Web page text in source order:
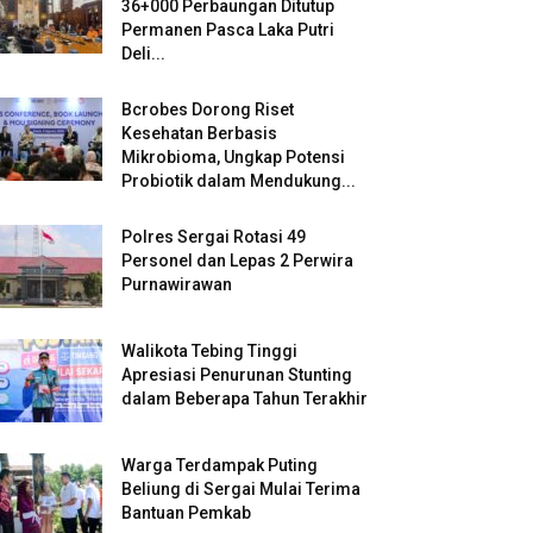
36+000 Perbaungan Ditutup
Permanen Pasca Laka Putri
Deli...
Bcrobes Dorong Riset
Kesehatan Berbasis
Mikrobioma, Ungkap Potensi
Probiotik dalam Mendukung...
Polres Sergai Rotasi 49
Personel dan Lepas 2 Perwira
Purnawirawan
Walikota Tebing Tinggi
Apresiasi Penurunan Stunting
dalam Beberapa Tahun Terakhir
Warga Terdampak Puting
Beliung di Sergai Mulai Terima
Bantuan Pemkab